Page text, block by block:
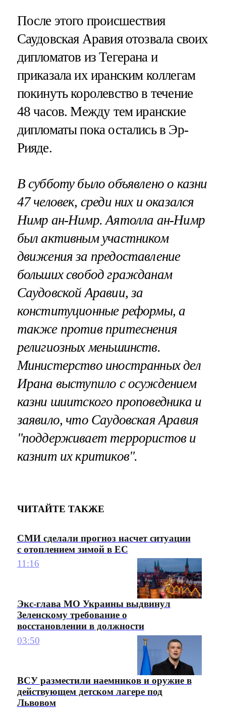
После этого происшествия
Саудовская Аравия отозвала своих
дипломатов из Тегерана и
приказала их иранским коллегам
покинуть королевство в течение
48 часов. Между тем иранские
дипломаты пока остались в Эр-
Рияде.
В субботу было объявлено о казни
47 человек, среди них и оказался
Нимр ан-Нимр. Аятолла ан-Нимр
был активным участником
движения за предоставление
больших свобод гражданам
Саудовской Аравии, за
конституционные реформы, а
также против притеснения
религиозных меньшинств.
Министерство иностранных дел
Ирана выступило с осуждением
казни шиитского проповедника и
заявило, что Саудовская Аравия
"поддерживает террористов и
казнит их критиков".
ЧИТАЙТЕ ТАКЖЕ
СМИ сделали прогноз насчет ситуации
с отоплением зимой в ЕС
11:16
Экс-глава МО Украины выдвинул
Зеленскому требование о
восстановлении в должности
03:50
ВСУ разместили наемников и оружие в
действующем детском лагере под
Львовом